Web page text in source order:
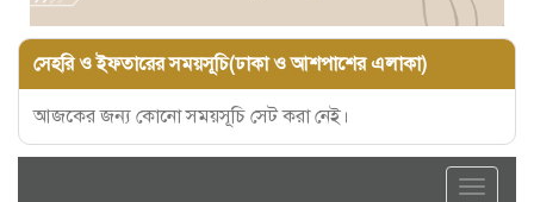
সেহরি ও ইফতারের সময়সূচি(ঢাকা ও আশপাশের এলাকা)
আজকের জন্য কোনো সময়সূচি সেট করা নেই।
Toggle